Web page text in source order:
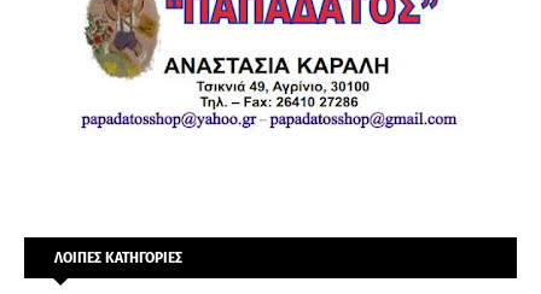
ΛΟΙΠΕΣ ΚΑΤΗΓΟΡΙΕΣ